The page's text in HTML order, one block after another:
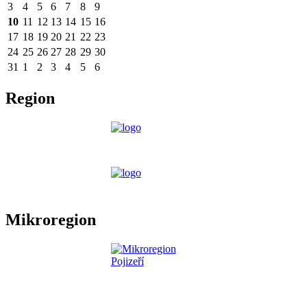
3
4 5 6 7 8
9
10 11 12 13 14 15 16
17 18 19 20 21 22 23
24 25 26 27 28 29 30
31 1 2 3 4 5 6
Region
Mikroregion